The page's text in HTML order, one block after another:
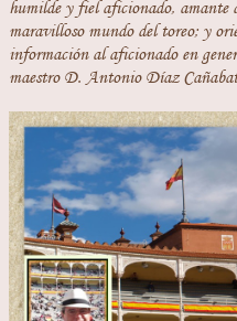
humilde y fiel aficionado, amante
maravilloso mundo del toreo; y
información al aficionado en
maestro D. Antonio Díaz